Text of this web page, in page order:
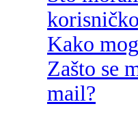
Kako
Zašto se
mail?